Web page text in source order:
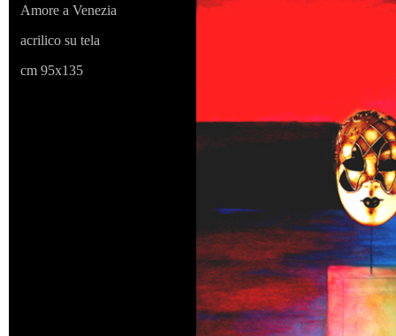
Amore a Venezia
acrilico su tela
cm 95x135